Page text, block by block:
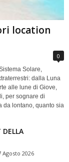
location
0
Solare,
dalla Luna
alle lune di Giove,
per sognare di
da lontano, quanto sia
Agosto 2026